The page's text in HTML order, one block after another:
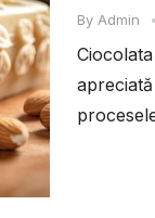
By Admin •